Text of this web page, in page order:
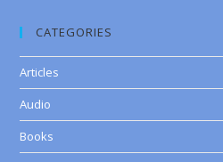
CATEGORIES
Articles
Audio
Books